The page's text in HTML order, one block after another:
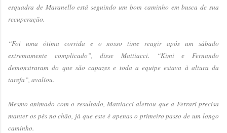
esquadra de Maranello está seguindo um bom caminho em busca de sua
recuperação.
“Foi uma ótima corrida e o nosso time reagir após um sábado
extremamente complicado”, disse Mattiacci. “Kimi e Fernando
demonstraram do que são capazes e toda a equipe estava à altura da
tarefa”, avaliou.
Mesmo animado com o resultado, Mattiacci alertou que a Ferrari precisa
manter os pés no chão, já que este é apenas o primeiro passo de um longo
caminho.